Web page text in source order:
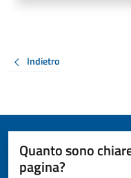
Indietro
Quanto sono
pagina?